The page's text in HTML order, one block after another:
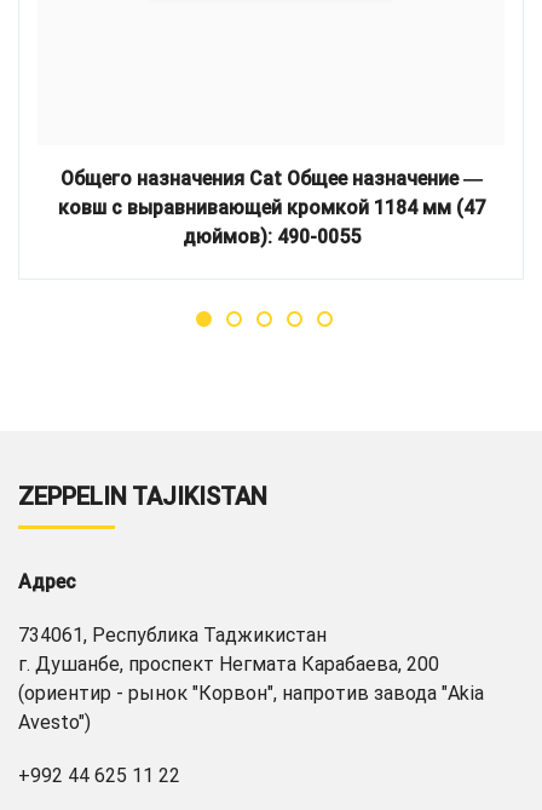
Общего назначения Cat Общее назначение ―
ковш с выравнивающей кромкой 1184 мм (47
дюймов): 490-0055
ZEPPELIN TAJIKISTAN
Адрес
734061, Республика Таджикистан
г. Душанбе, проспект Негмата Карабаева, 200
(ориентир - рынок "Корвон", напротив завода "Akia
Avesto")
+992 44 625 11 22